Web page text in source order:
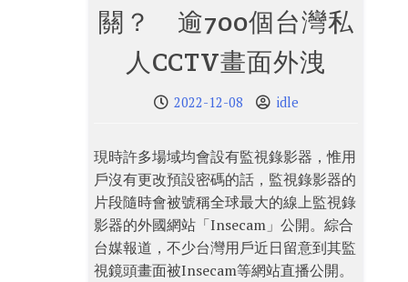
關？ 逾700個台灣私
人CCTV畫面外洩
2022-12-08 idle
現時許多場域均會設有監視錄影器，惟用
戶沒有更改預設密碼的話，監視錄影器的
片段隨時會被號稱全球最大的線上監視錄
影器的外國網站「Insecam」公開。綜合
台媒報道，不少台灣用戶近日留意到其監
視鏡頭畫面被Insecam等網站直播公開。